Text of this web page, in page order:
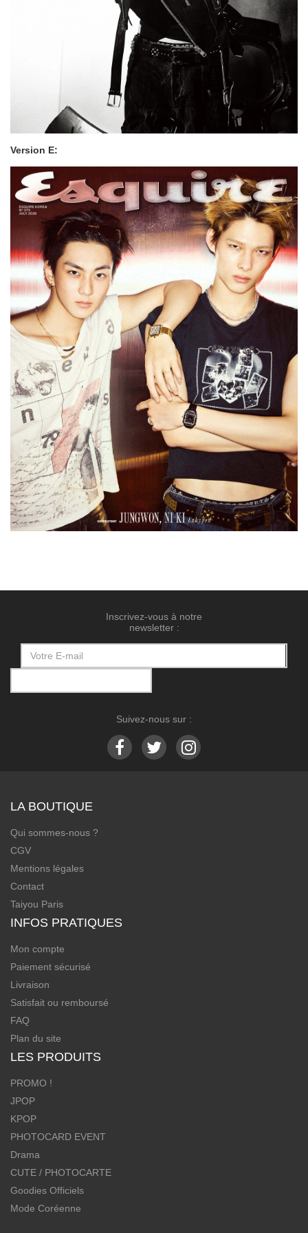
Version E:
Inscrivez-vous à notre
newsletter :
Suivez-nous sur :
LA BOUTIQUE
Qui sommes-nous ?
CGV
Mentions légales
Contact
Taiyou Paris
INFOS PRATIQUES
Mon compte
Paiement sécurisé
Livraison
Satisfait ou remboursé
FAQ
Plan du site
LES PRODUITS
PROMO !
JPOP
KPOP
PHOTOCARD EVENT
Drama
CUTE / PHOTOCARTE
Goodies Officiels
Mode Coréenne